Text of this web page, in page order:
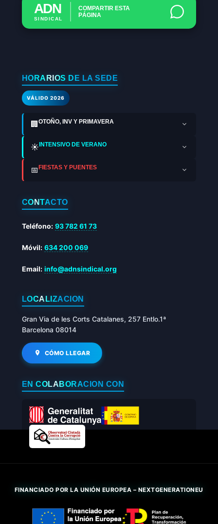
ADN
SINDICAL
COMPARTIR ESTA
PÁGINA
HORARIOS DE LA SEDE
VÁLIDO 2026
🏢OTOÑO, INV Y PRIMAVERA
☀️ INTENSIVO DE VERANO
📅 FIESTAS Y PUENTES
CONTACTO
Teléfono: 93 782 61 73
Móvil: 634 200 069
Email: info@adnsindical.org
LOCALIZACIÓN
Gran Via de les Corts Catalanes, 257 Entlo.1ª
Barcelona 08014
CÓMO LLEGAR
EN COLABORACIÓN CON
FINANCIADO POR LA UNIÓN EUROPEA – NEXTGENERATIONEU